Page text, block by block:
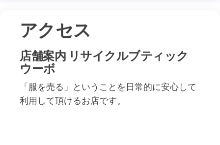
アクセス
店舗案内 リサイクルブティック
ウーボ
「服を売る」ということを日常的に安心して
利用して頂けるお店です。